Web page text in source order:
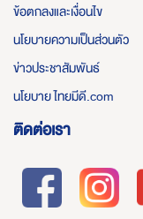
ข้อตกลงและเงื่อนไข
นโยบายความเป็นส่วนตัว
ข่าวประชาสัมพันธ์
นโยบาย ไทยมีดี.com
ติดต่อเรา